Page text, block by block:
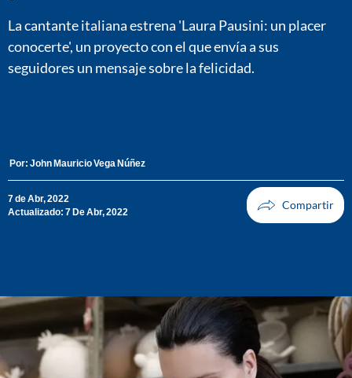
La cantante italiana estrena 'Laura Pausini: un placer
conocerte', un proyecto con el que envía a sus
seguidores un mensaje sobre la felicidad.
Por: John Mauricio Vega Núñez
7 de Abr, 2022
Actualizado: 7 De Abr, 2022